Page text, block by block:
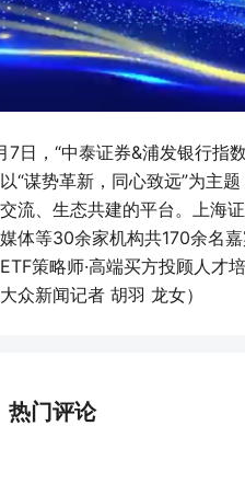
7日，“中泰证券&浦发银行指
“谋势革新，同心致远”为主
流、生态共建的平台。上海
体等30余家机构共170余名
策略师·高端买方投顾人才
大众新闻记者 胡羽 龙女）
热门评论